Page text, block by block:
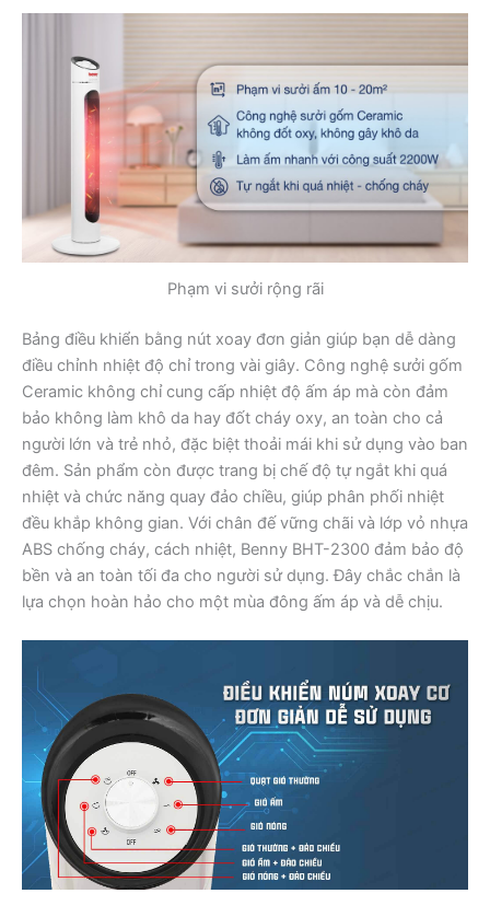
Phạm vi sưởi rộng rãi
Bảng điều khiển bằng nút xoay đơn giản giúp bạn dễ dàng
điều chỉnh nhiệt độ chỉ trong vài giây. Công nghệ sưởi gốm
Ceramic không chỉ cung cấp nhiệt độ ấm áp mà còn đảm
bảo không làm khô da hay đốt cháy oxy, an toàn cho cả
người lớn và trẻ nhỏ, đặc biệt thoải mái khi sử dụng vào ban
đêm. Sản phẩm còn được trang bị chế độ tự ngắt khi quá
nhiệt và chức năng quay đảo chiều, giúp phân phối nhiệt
đều khắp không gian. Với chân đế vững chãi và lớp vỏ nhựa
ABS chống cháy, cách nhiệt, Benny BHT-2300 đảm bảo độ
bền và an toàn tối đa cho người sử dụng. Đây chắc chắn là
lựa chọn hoàn hảo cho một mùa đông ấm áp và dễ chịu.